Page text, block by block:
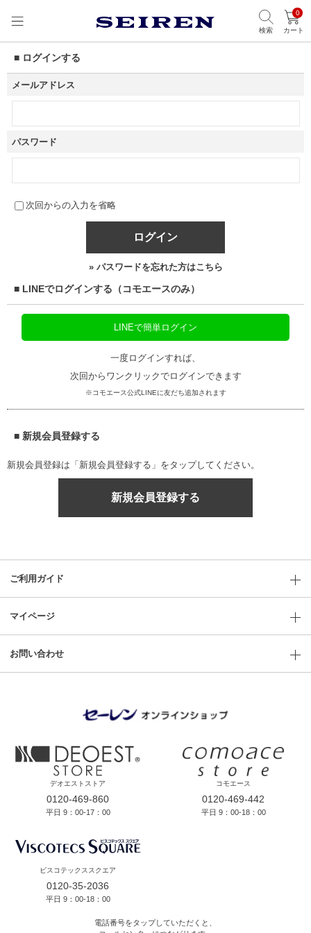
検索
0
カート
■ ログインする
メールアドレス
パスワード
次回からの入力を省略
ログイン
» パスワードを忘れた方はこちら
■ LINEでログインする（コモエースのみ）
LINEで簡単ログイン
一度ログインすれば、
次回からワンクリックでログインできます
※コモエース公式LINEに友だち追加されます
■ 新規会員登録する
新規会員登録は「新規会員登録する」をタップしてください。
新規会員登録する
ご利用ガイド
マイページ
お問い合わせ
デオエストストア
0120-469-860
平日 9：00-17：00
コモエース
0120-469-442
平日 9：00-18：00
ビスコテックススクエア
0120-35-2036
平日 9：00-18：00
電話番号をタップしていただくと、